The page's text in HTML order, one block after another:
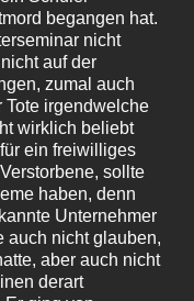
begangen hat.
nicht
auf der
zumal auch
Tote irgendwelche
wirklich beliebt
ein freiwilliges
sollte
haben, denn
Unternehmer
auch nicht glauben,
aber auch nicht
derart